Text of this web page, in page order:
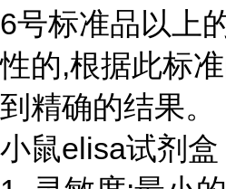
6号标准品以上
性的,根据此标
到精确的结果。
小鼠elisa试剂